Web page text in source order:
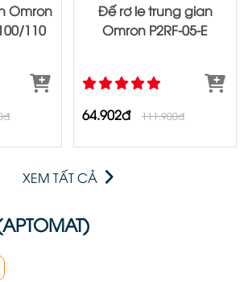
Omron
110
Đế rơ le trung gian
Omron P2RF‐05‐E
64.902đ 111.900đ
XEM TẤT CẢ